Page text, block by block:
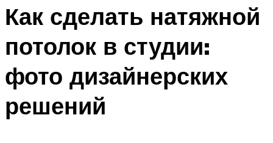
Как сделать натяжной
потолок в студии:
фото дизайнерских
решений